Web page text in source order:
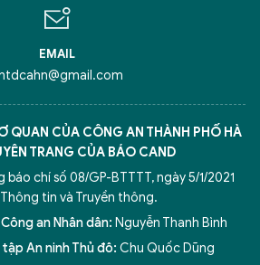
EMAIL
QUAN CỦA CÔNG AN THÀNH PHỐ HÀ
TRANG CỦA BÁO CAND
chí số 08/GP-BTTTT, ngày 5/1/2021
tin và Truyền thông.
an Nhân dân: Nguyễn Thanh Bình
An ninh Thủ đô: Chu Quốc Dũng